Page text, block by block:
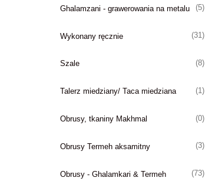
Ghalamzani - grawerowania na metalu (5)
Wykonany ręcznie (31)
Szale (8)
Talerz miedziany/ Taca miedziana (1)
Obrusy, tkaniny Makhmal (0)
Obrusy Termeh aksamitny (3)
Obrusy - Ghalamkari & Termeh (73)